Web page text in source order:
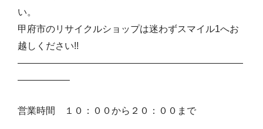
い。
甲府市のリサイクルショップは迷わずスマイル1へお
越しください!!
————————————————————————
—————–
営業時間 １０：００から２０：００まで